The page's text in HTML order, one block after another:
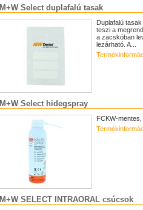
M+W Select duplafalú tasak
Duplafalú
teszi a
a zacskóban
lezárható. A...
M+W Select hidegspray
FCKW-
M+W SELECT INTRAORAL csúcsok